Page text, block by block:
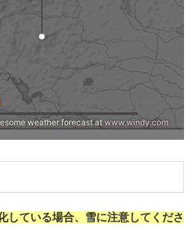
している場合、雪に注意してくださ